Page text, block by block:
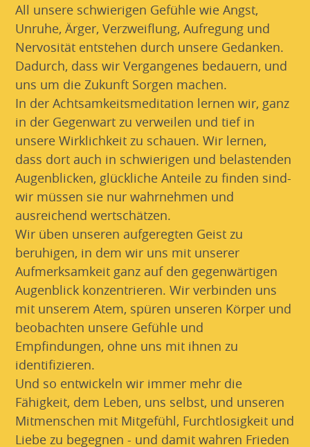
All unsere schwierigen Gefühle wie Angst,
Unruhe, Ärger, Verzweiflung, Aufregung und
Nervosität entstehen durch unsere Gedanken.
Dadurch, dass wir Vergangenes bedauern, und
uns um die Zukunft Sorgen machen.
In der Achtsamkeitsmeditation lernen wir, ganz
in der Gegenwart zu verweilen und tief in
unsere Wirklichkeit zu schauen. Wir lernen,
dass dort auch in schwierigen und belastenden
Augenblicken, glückliche Anteile zu finden sind-
wir müssen sie nur wahrnehmen und
ausreichend wertschätzen.
Wir üben unseren aufgeregten Geist zu
beruhigen, in dem wir uns mit unserer
Aufmerksamkeit ganz auf den gegenwärtigen
Augenblick konzentrieren. Wir verbinden uns
mit unserem Atem, spüren unseren Körper und
beobachten unsere Gefühle und
Empfindungen, ohne uns mit ihnen zu
identifizieren.
Und so entwickeln wir immer mehr die
Fähigkeit, dem Leben, uns selbst, und unseren
Mitmenschen mit Mitgefühl, Furchtlosigkeit und
Liebe zu begegnen - und damit wahren Frieden